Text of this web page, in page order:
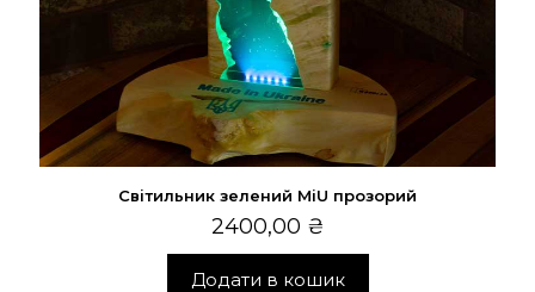
Світильник зелений MiU прозорий
2400,00 ₴
Додати в кошик